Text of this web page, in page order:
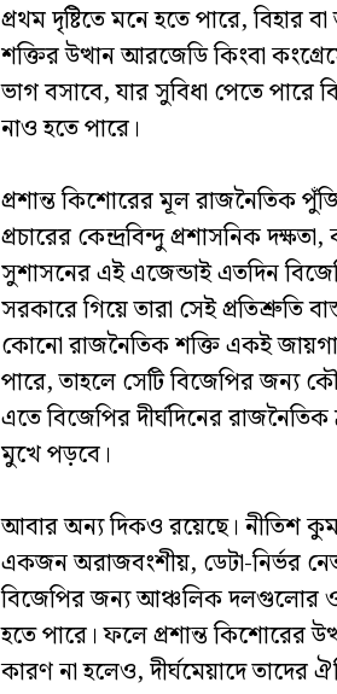
প্রথম দৃষ্টিতে মনে হতে পারে,
শক্তির উত্থান আরজেডি কিংবা
ভাগ বসাবে, যার সুবিধা পেতে পারে
নাও হতে পারে।
প্রশান্ত কিশোরের মূল রাজনৈতিক
প্রচারের কেন্দ্রবিন্দু প্রশাসনিক
সুশাসনের এই এজেন্ডাই এতদিন
সরকারে গিয়ে তারা সেই প্রতিশ্রুতি
কোনো রাজনৈতিক শক্তি একই
পারে, তাহলে সেটি বিজেপির জন্য
এতে বিজেপির দীর্ঘদিনের রাজনৈতিক
মুখে পড়বে।
আবার অন্য দিকও রয়েছে। নীতিশ
একজন অরাজবংশীয়, ডেটা-নির্ভর
বিজেপির জন্য আঞ্চলিক দলগুলোর
হতে পারে। ফলে প্রশান্ত কিশোরের
কারণ না হলেও, দীর্ঘমেয়াদে তাদের